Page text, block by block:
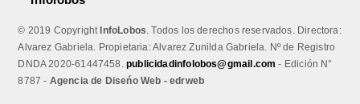
© 2019 CopyrightInfoLobos . Todos los derechos reservados. Directora:
Alvarez Gabriela. Propietaria: Alvarez Zunilda Gabriela. Nº de Registro
DNDA 2020-61447458.publicidadinfolobos@gmail.com - Edición N°
8787 - Agencia de Diseńo Web - edrweb